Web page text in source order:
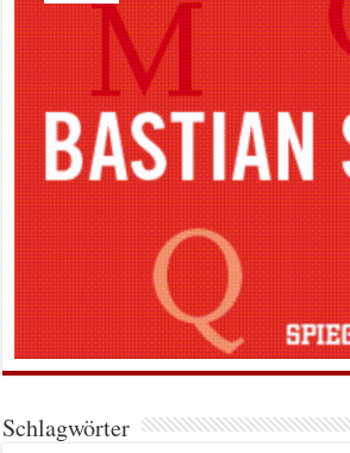
Schlagwörter